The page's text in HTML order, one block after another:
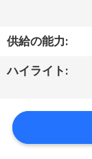
い
場
供給の能力:
ハイライト: